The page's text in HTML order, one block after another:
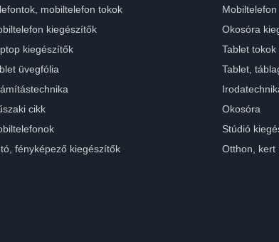
mobiltelefon tokok
kiegészítők
Okosóra
kiegészítők
Tablet tokok
üvegfólia
Tablet,
cikk
Okosóra
Stúdió
fényképező kiegészítők
Otthon, kert